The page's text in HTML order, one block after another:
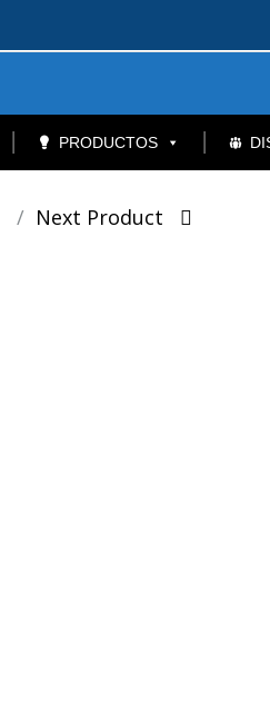
PRODUCTOS
Next Product